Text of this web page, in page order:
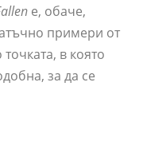
е, обаче,
примери от
в която
за да се